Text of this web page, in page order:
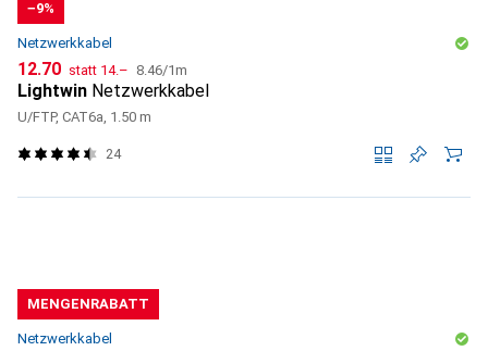
−9%
Netzwerkkabel
CHF
12.70 statt CHF
14.– CHF
8.46/1m
Lightwin Netzwerkkabel
U/FTP, CAT6a, 1.50 m
24
MENGENRABATT
Netzwerkkabel